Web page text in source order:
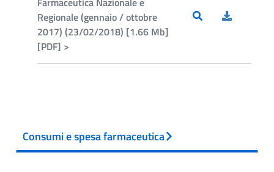
Regionale (gennaio / ottobre
2017) (23/02/2018) [1.66 Mb]
[PDF] >
Consumi e spesa farmaceutica